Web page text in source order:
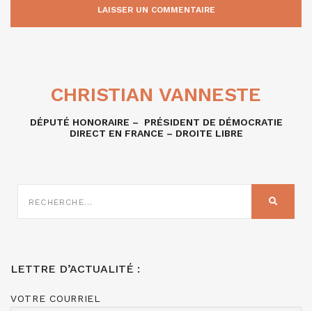
CHRISTIAN VANNESTE
DÉPUTÉ HONORAIRE – PRÉSIDENT DE DÉMOCRATIE
DIRECT EN FRANCE – DROITE LIBRE
SUR
LETTRE D’ACTUALITÉ :
VOTRE COURRIEL